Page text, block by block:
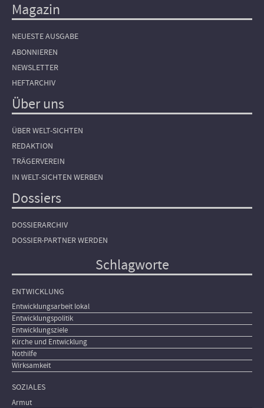
Magazin
NEUESTE AUSGABE
ABONNIEREN
NEWSLETTER
HEFTARCHIV
Über uns
ÜBER WELT-SICHTEN
REDAKTION
TRÄGERVEREIN
IN WELT-SICHTEN WERBEN
Dossiers
DOSSIERARCHIV
DOSSIER-PARTNER WERDEN
Schlagworte
ENTWICKLUNG
Entwicklungsarbeit lokal
Entwicklungspolitik
Entwicklungsziele
Kirche und Entwicklung
Nothilfe
Wirksamkeit
SOZIALES
Armut